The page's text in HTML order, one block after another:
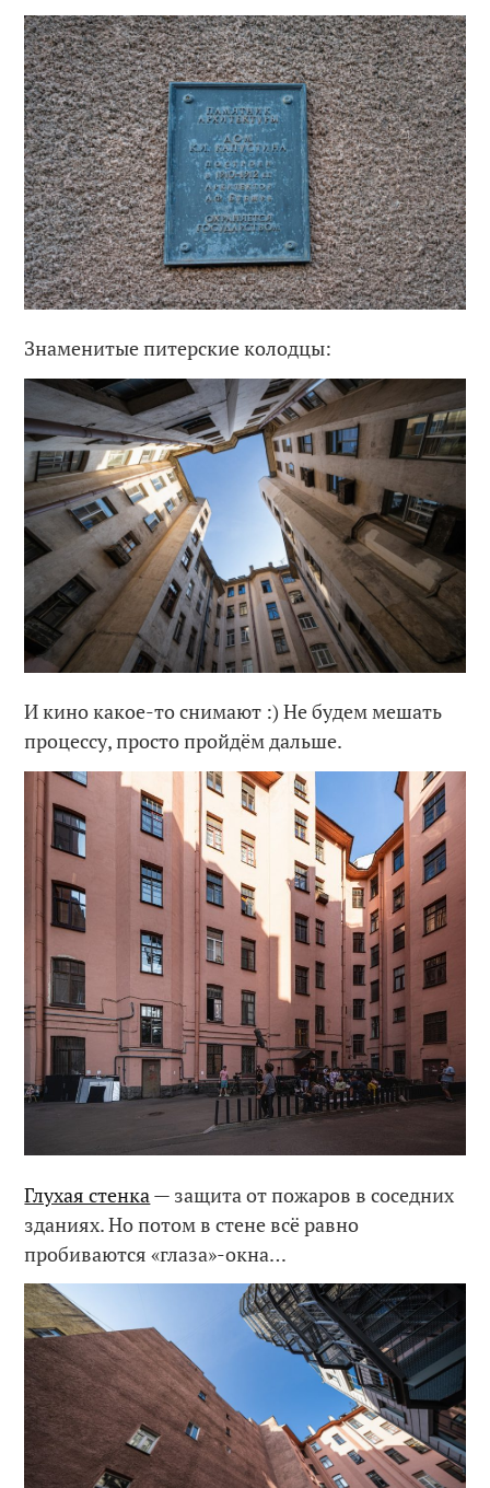
Знаменитые питерские колодцы:
И кино какое-то снимают :) Не будем мешать
процессу, просто пройдём дальше.
Глухая стенка — защита от пожаров в соседних
зданиях. Но потом в стене всё равно
пробиваются «глаза»-окна…